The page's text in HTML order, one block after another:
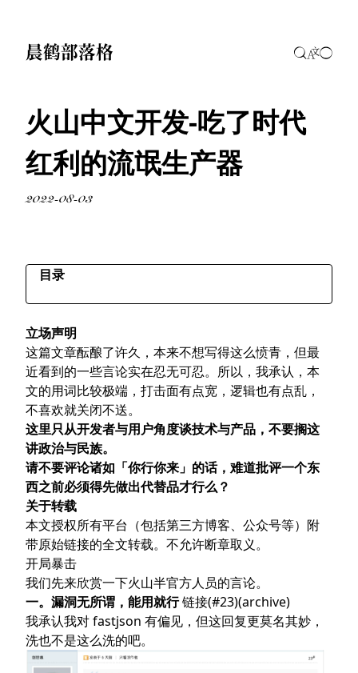
晨鹤部落格
火山中文开发-吃了时代
红利的流氓生产器
2022-08-03
目录
背景介绍
关于吴涛
时代红利
易语言
火山游戏引擎
火山开发平台
流氓生产器
使用者
封装者
可持续性
后话
立场声明
这篇文章酝酿了许久，本来不想写得这么愤青，但最
近看到的一些言论实在忍无可忍。所以，我承认，本
文的用词比较极端，打击面有点宽，逻辑也有点乱，
不喜欢就关闭不送。
这里只从开发者与用户角度谈技术与产品，不要搁这
讲政治与民族。
请不要评论诸如「你行你来」的话，难道批评一个东
西之前必须得先做出代替品才行么？
关于转载
本文授权所有平台（包括第三方博客、公众号等）附
带原始链接的全文转载。不允许断章取义。
开局暴击
我们先来欣赏一下火山半官方人员的言论。
一。漏洞无所谓，能用就行链接(#23)(archive)
我承认我对 fastjson 有偏见，但这回复更莫名其妙，
洗也不是这么洗的吧。